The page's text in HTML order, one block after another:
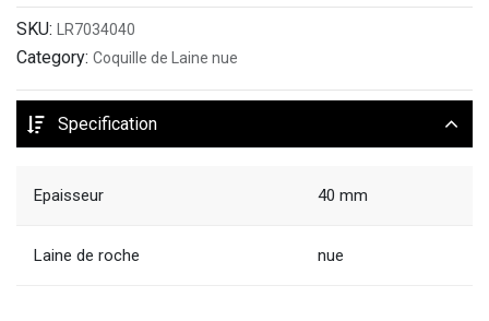
SKU: LR7034040
Category: Coquille de Laine nue
Specification
Epaisseur 40 mm
Laine de roche nue